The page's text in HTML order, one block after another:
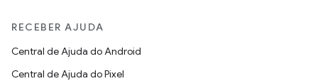
RECEBER AJUDA
Central de Ajuda do Android
Central de Ajuda do Pixel